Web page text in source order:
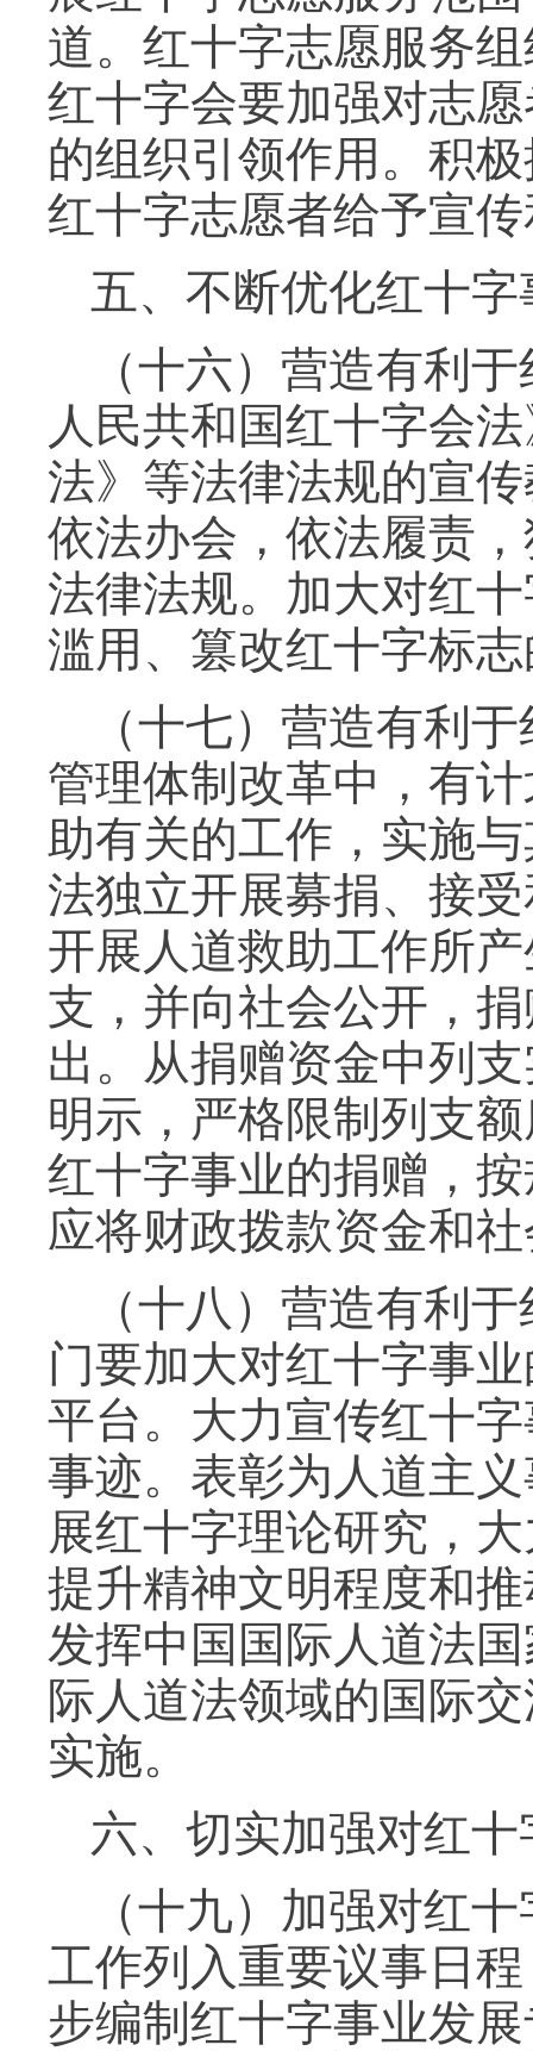
道。红十字志愿服务
红十字会要加强对志
的组织引领作用。积
红十字志愿者给予宣
五、不断优化红十
（十六）营造有利
人民共和国红十字会
法》等法律法规的宣
依法办会，依法履责
法律法规。加大对红
滥用、篡改红十字标
（十七）营造有利
管理体制改革中，有
助有关的工作，实施
法独立开展募捐、接
开展人道救助工作所
支，并向社会公开，
出。从捐赠资金中列
明示，严格限制列支
红十字事业的捐赠，
应将财政拨款资金和
（十八）营造有利
门要加大对红十字事
平台。大力宣传红十
事迹。表彰为人道主
展红十字理论研究，
提升精神文明程度和
发挥中国国际人道法
际人道法领域的国际
实施。
六、切实加强对红
（十九）加强对红
工作列入重要议事日
步编制红十字事业发